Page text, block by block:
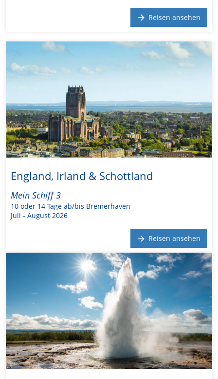
Reisen ansehen
England, Irland & Schottland
Mein Schiff 3
10 oder 14 Tage ab/bis Bremerhaven
Juli - August 2026
Reisen ansehen